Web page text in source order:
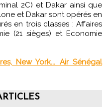
et Dakar sont opérés en
en trois classes : Affaires
(21 sièges) et Economie
New York... Air Sénégal